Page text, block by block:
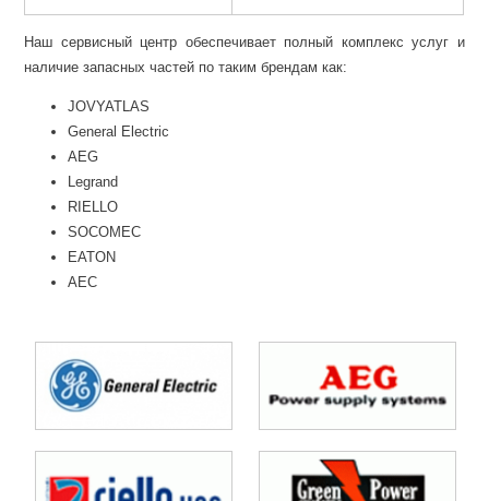
Наш сервисный центр обеспечивает полный комплекс услуг и
наличие запасных частей по таким брендам как:
JOVYATLAS
General Electric
AEG
Legrand
RIELLO
SOCOMEC
EATON
AEC